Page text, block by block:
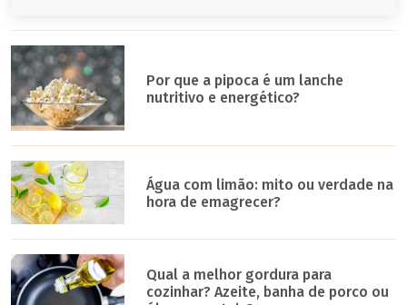
Por que a pipoca é um lanche
nutritivo e energético?
Água com limão: mito ou verdade na
hora de emagrecer?
Qual a melhor gordura para
cozinhar? Azeite, banha de porco ou